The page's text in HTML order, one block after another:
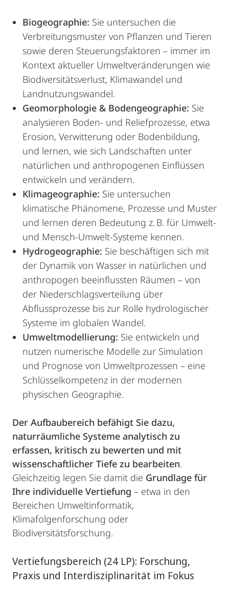
Biogeographie: Sie untersuchen die
Verbreitungsmuster von Pflanzen und Tieren
sowie deren Steuerungsfaktoren – immer im
Kontext aktueller Umweltveränderungen wie
Biodiversitätsverlust, Klimawandel und
Landnutzungswandel.
Geomorphologie & Bodengeographie: Sie
analysieren Boden- und Reliefprozesse, etwa
Erosion, Verwitterung oder Bodenbildung,
und lernen, wie sich Landschaften unter
natürlichen und anthropogenen Einflüssen
entwickeln und verändern.
Klimageographie: Sie untersuchen
klimatische Phänomene, Prozesse und Muster
und lernen deren Bedeutung z. B. für Umwelt-
und Mensch-Umwelt-Systeme kennen.
Hydrogeographie: Sie beschäftigen sich mit
der Dynamik von Wasser in natürlichen und
anthropogen beeinflussten Räumen – von
der Niederschlagsverteilung über
Abflussprozesse bis zur Rolle hydrologischer
Systeme im globalen Wandel.
Umweltmodellierung: Sie entwickeln und
nutzen numerische Modelle zur Simulation
und Prognose von Umweltprozessen – eine
Schlüsselkompetenz in der modernen
physischen Geographie.
Der Aufbaubereich befähigt Sie dazu,
naturräumliche Systeme analytisch zu
erfassen, kritisch zu bewerten und mit
wissenschaftlicher Tiefe zu bearbeiten.
Gleichzeitig legen Sie damit die Grundlage für
Ihre individuelle Vertiefung – etwa in den
Bereichen Umweltinformatik,
Klimafolgenforschung oder
Biodiversitätsforschung.
Vertiefungsbereich (24 LP): Forschung,
Praxis und Interdisziplinarität im Fokus